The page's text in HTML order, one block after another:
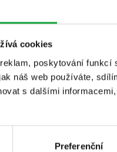
cookies
poskytování
náš web používáte,
s dalšími
Preferenční